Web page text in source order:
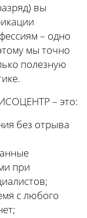
вы
– одно
мы точно
полезную
– это:
без отрыва
при
с любого